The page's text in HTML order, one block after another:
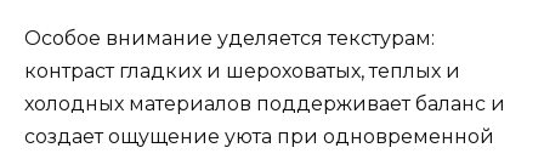
Особое внимание уделяется текстурам:
контраст гладких и шероховатых, теплых и
холодных материалов поддерживает баланс и
создает ощущение уюта при одновременной